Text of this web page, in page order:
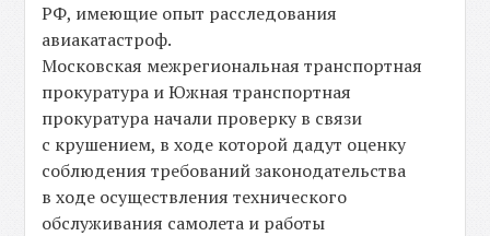
РФ, имеющие опыт расследования
авиакатастроф.
Московская межрегиональная транспортная
прокуратура и Южная транспортная
прокуратура начали проверку в связи
с крушением, в ходе которой дадут оценку
соблюдения требований законодательства
в ходе осуществления технического
обслуживания самолета и работы